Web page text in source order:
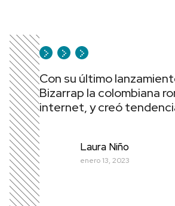
Con su último
Bizarrap la colombiana
internet, y creó
Laura Niño
enero 13, 2023